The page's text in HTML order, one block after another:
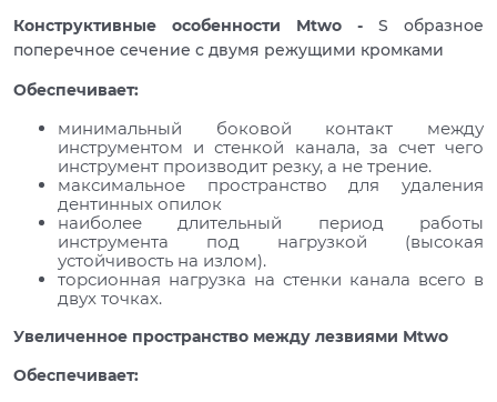
Конструктивные особенности Мtwo - S образное
поперечное сечение с двумя режущими кромками
Обеспечивает:
минимальный боковой контакт между
инструментом и стенкой канала, за счет чего
инструмент производит резку, а не трение.
максимальное пространство для удаления
дентинных опилок
наиболее длительный период работы
инструмента под нагрузкой (высокая
устойчивость на излом).
торсионная нагрузка на стенки канала всего в
двух точках.
Увеличенное пространство между лезвиями Мtwo
Обеспечивает: